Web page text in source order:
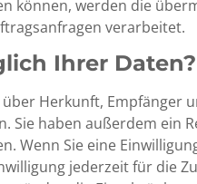
können, werden die
verarbeitet.
Ihrer Daten?
Herkunft, Empfänger
Sie haben außerdem ein
Wenn Sie eine
jederzeit für die